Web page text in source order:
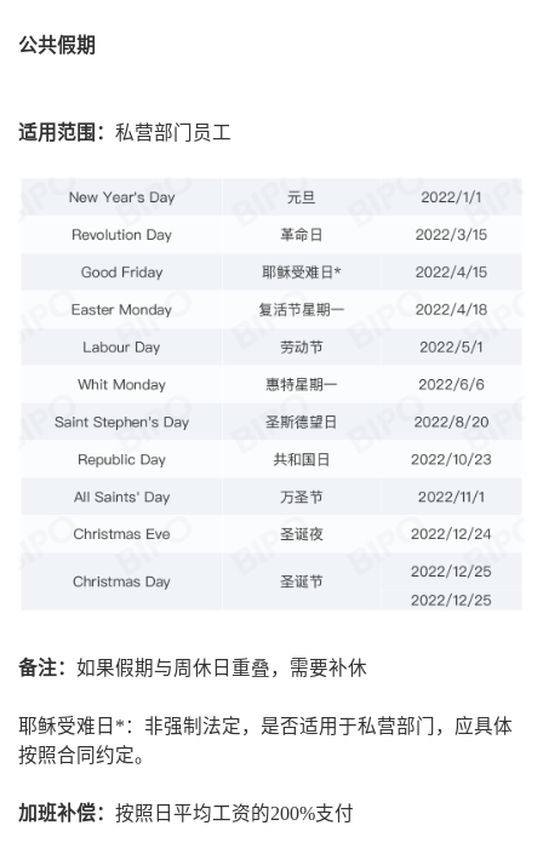
公共假期
适用范围： 私营部门员工
备注： 如果假期与周休日重叠，需要补休
耶稣受难日*：非强制法定，是否适用于私营部门，应具体
按照合同约定。
加班补偿： 按照日平均工资的200%支付